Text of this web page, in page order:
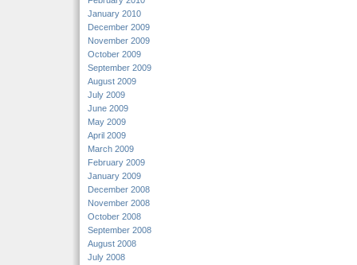
January 2010
December 2009
November 2009
October 2009
September 2009
August 2009
July 2009
June 2009
May 2009
April 2009
March 2009
February 2009
January 2009
December 2008
November 2008
October 2008
September 2008
August 2008
July 2008